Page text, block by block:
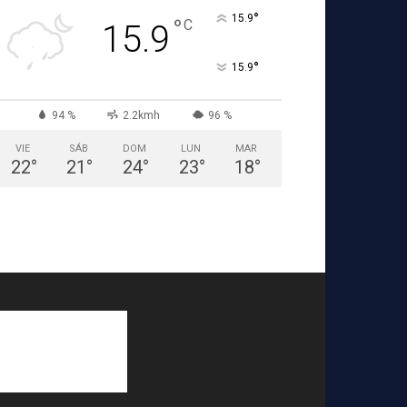
15.9 °C 15.9°
15.9°
94 % 2.2kmh 96 %
VIE
22°
SÁB
21 °
DOM
24°
LUN
23°
MAR
18°